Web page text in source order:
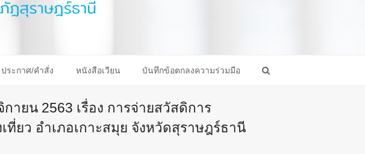
ประกาศ/คำสั่ง หนังสือเวียน บันทึกข้อตกลงความร่วมมือ
ยน 2563 เรื่อง การจ่ายสวัสดิการ
ยว อำเภอเกาะสมุย จังหวัดสุราษฎร์ธานี